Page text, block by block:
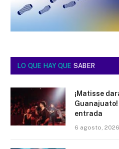
LO QUE HAY QUE SABER
¡Matisse
entrada
6 agosto, 2026